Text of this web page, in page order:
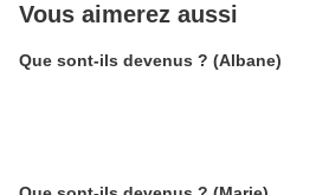
Vous aimerez aussi
Que sont-ils devenus ? (Albane)